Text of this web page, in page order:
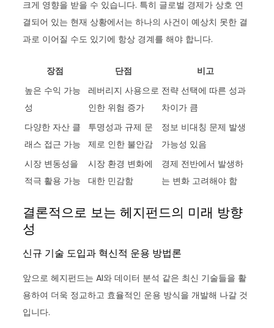
크게 영향을 받을 수 있습니다. 특히 글로벌 경제가 상호 연
결되어 있는 현재 상황에서는 하나의 사건이 예상치 못한 결
과로 이어질 수도 있기에 항상 경계를 해야 합니다.
장점 단점
비고
높은 수익 가능
성
레버리지 사용으로
인한 위험 증가
전략 선택에 따른 성과
차이가 큼
다양한 자산 클
래스 접근 가능
투명성과 규제 문
제로 인한 불안감
정보 비대칭 문제 발생
가능성 있음
시장 변동성을
적극 활용 가능
시장 환경 변화에
대한 민감함
경제 전반에서 발생하
는 변화 고려해야 함
결론적으로 보는 헤지펀드의 미래 방향
성
신규 기술 도입과 혁신적 운용 방법론
앞으로 헤지펀드는 AI와 데이터 분석 같은 최신 기술들을 활
용하여 더욱 정교하고 효율적인 운용 방식을 개발해 나갈 것
입니다.